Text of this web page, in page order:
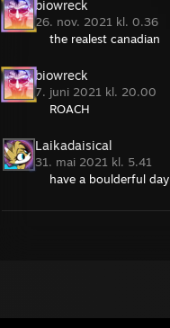
biowreck
26. nov. 2021 kl. 0.36
the realest canadian
biowreck
7. juni 2021 kl. 20.00
ROACH
Laikadaisical
31. mai 2021 kl. 5.41
have a boulderful day